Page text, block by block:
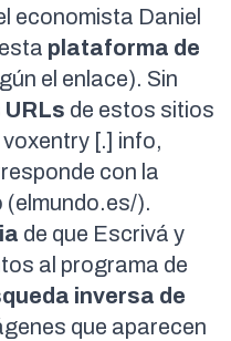
economista Daniel
plataforma de
el enlace). Sin
URLs de estos sitios
[.] info,
con la
(elmundo.es/).
de que Escrivá y
al programa de
inversa de
que aparecen